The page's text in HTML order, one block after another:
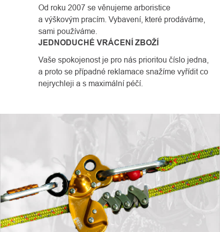
Od roku 2007 se věnujeme arboristice
a výškovým pracím. Vybavení, které prodáváme,
sami používáme.
JEDNODUCHÉ VRÁCENÍ ZBOŽÍ
Vaše spokojenost je pro nás prioritou číslo jedna,
a proto se případné reklamace snažíme vyřídit co
nejrychleji a s maximální péčí.